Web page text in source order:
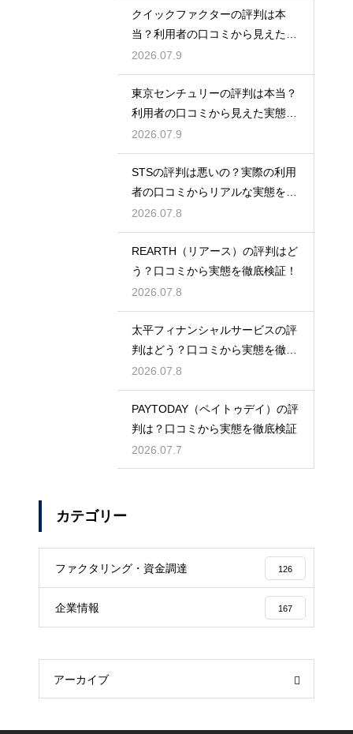
クイックファクターの評判は本
当？利用者の口コミから見えた実
態検証
2026.07.9
東京センチュリーの評判は本当？
利用者の口コミから見えた実態を
検証
2026.07.9
STSの評判は悪いの？実際の利用
者の口コミからリアルな実態を徹
底検証
2026.07.8
REARTH（リアース）の評判はど
う？口コミから実態を徹底検証！
2026.07.8
太平フィナンシャルサービスの評
判はどう？口コミから実態を徹底
検証！
2026.07.8
PAYTODAY（ペイトゥデイ）の評
判は？口コミから実態を徹底検証
2026.07.7
カテゴリー
ファクタリング・資金調達 126
企業情報 167
アーカイブ